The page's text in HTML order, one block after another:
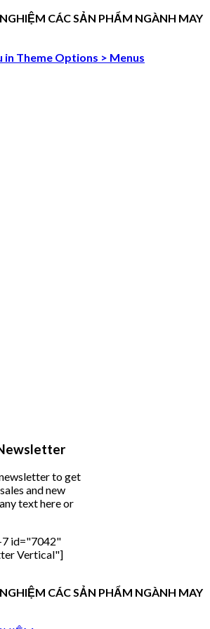
CÁC SẢN PHẨM NGÀNH MAY
in Theme Options > Menus
to get
and new
text here or
id="7042"
Vertical"]
CÁC SẢN PHẨM NGÀNH MAY